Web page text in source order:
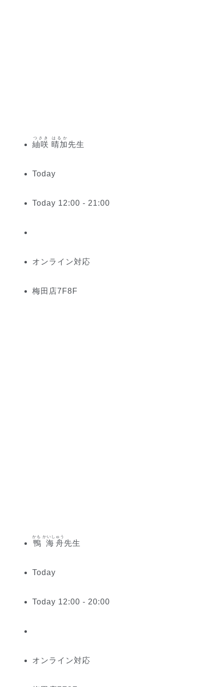
紬咲 晴加
つさき はるか
先生
Today
Today 12:00 - 21:00
オンライン対応
梅田 店7 F8F
鴨 海舟
かも かいしゅう
先生
Today
Today 12:00 - 20:00
オンライン対応